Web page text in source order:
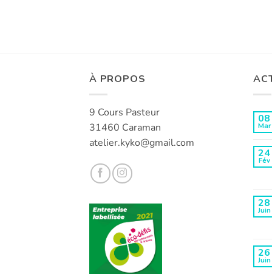
À PROPOS
9 Cours Pasteur
31460 Caraman
atelier.kyko@gmail.com
08
Mar
24
Fév
28
Juin
26
Juin